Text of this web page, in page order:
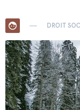
face DROIT